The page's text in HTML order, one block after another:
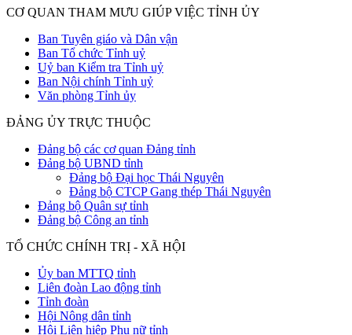
CƠ QUAN THAM MƯU GIÚP VIỆC TỈNH ỦY
Ban Tuyên giáo và Dân vận
Ban Tổ chức Tỉnh uỷ
Uỷ ban Kiểm tra Tỉnh uỷ
Ban Nội chính Tỉnh uỷ
Văn phòng Tỉnh ủy
ĐẢNG ỦY TRỰC THUỘC
Đảng bộ các cơ quan Đảng tỉnh
Đảng bộ UBND tỉnh
Đảng bộ Đại học Thái Nguyên
Đảng bộ CTCP Gang thép Thái Nguyên
Đảng bộ Quân sự tỉnh
Đảng bộ Công an tỉnh
TỔ CHỨC CHÍNH TRỊ - XÃ HỘI
Ủy ban MTTQ tỉnh
Liên đoàn Lao động tỉnh
Tỉnh đoàn
Hội Nông dân tỉnh
Hội Liên hiệp Phụ nữ tỉnh